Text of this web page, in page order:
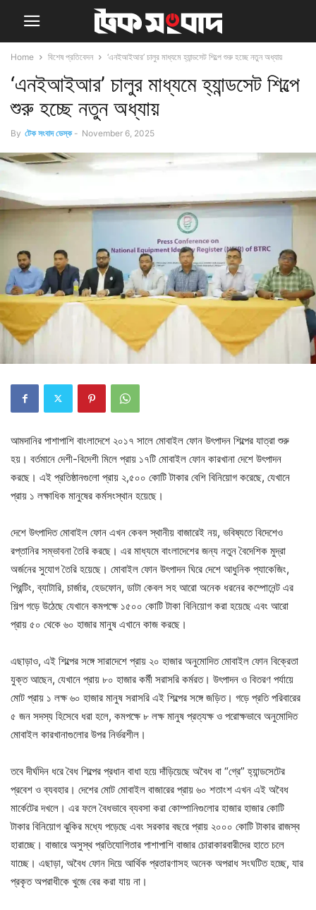
Home বিশেষ প্রতিবেদন ‘এনইআইআর’ চালুর মাধ্যমে হ্যান্ডসেট শিল্পে শুরু হচ্ছে নতুন অধ্যায়
‘এনইআইআর’ চালুর মাধ্যমে হ্যান্ডসেট শিল্পে
শুরু হচ্ছে নতুন অধ্যায়
By টেক সংবাদ ডেস্ক - November 6, 2025
আমদানির পাশাপাশি বাংলাদেশে ২০১৭ সালে মোবাইল ফোন উৎপাদন শিল্পের যাত্রা শুরু
হয়। বর্তমানে দেশী-বিদেশী মিলে প্রায় ১৭টি মোবাইল ফোন কারখানা দেশে উৎপাদন
করছে। এই প্রতিষ্ঠানগুলো প্রায় ২,৫০০ কোটি টাকার বেশি বিনিয়োগ করেছে, যেখানে
প্রায় ১ লক্ষাধিক মানুষের কর্মসংস্থান হয়েছে।
দেশে উৎপাদিত মোবাইল ফোন এখন কেবল স্থানীয় বাজারেই নয়, ভবিষ্যতে বিদেশেও
রপ্তানির সম্ভাবনা তৈরি করছে। এর মাধ্যমে বাংলাদেশের জন্য নতুন বৈদেশিক মুদ্রা
অর্জনের সুযোগ তৈরি হয়েছে। মোবাইল ফোন উৎপাদন ঘিরে দেশে আধুনিক প্যাকেজিং,
প্রিন্টিং, ব্যাটারি, চার্জার, হেডফোন, ডাটা কেবল সহ আরো অনেক ধরনের কম্পোনেন্ট এর
শিল্প গড়ে উঠেছে যেখানে কমপক্ষে ১৫০০ কোটি টাকা বিনিয়োগ করা হয়েছে এবং আরো
প্রায় ৫০ থেকে ৬০ হাজার মানুষ এখানে কাজ করছে।
এছাড়াও, এই শিল্পের সঙ্গে সারাদেশে প্রায় ২০ হাজার অনুমোদিত মোবাইল ফোন বিক্রেতা
যুক্ত আছেন, যেখানে প্রায় ৮০ হাজার কর্মী সরাসরি কর্মরত। উৎপাদন ও বিতরণ পর্যায়ে
মোট প্রায় ১ লক্ষ ৬০ হাজার মানুষ সরাসরি এই শিল্পের সঙ্গে জড়িত। গড়ে প্রতি পরিবারের
৫ জন সদস্য হিসেবে ধরা হলে, কমপক্ষে ৮ লক্ষ মানুষ প্রত্যক্ষ ও পরোক্ষভাবে অনুমোদিত
মোবাইল কারখানাগুলোর উপর নির্ভরশীল।
তবে দীর্ঘদিন ধরে বৈধ শিল্পের প্রধান বাধা হয়ে দাঁড়িয়েছে অবৈধ বা “গ্রে” হ্যান্ডসেটের
প্রবেশ ও ব্যবহার। দেশের মোট মোবাইল বাজারের প্রায় ৬০ শতাংশ এখন এই অবৈধ
মার্কেটের দখলে। এর ফলে বৈধভাবে ব্যবসা করা কোম্পানিগুলোর হাজার হাজার কোটি
টাকার বিনিয়োগ ঝুকির মধ্যে পড়েছে এবং সরকার বছরে প্রায় ২০০০ কোটি টাকার রাজস্ব
হারাচ্ছে। বাজারে অসুস্থ প্রতিযোগিতার পাশাপাশি বাজার চোরাকারবারীদের হাতে চলে
যাচ্ছে। এছাড়া, অবৈধ ফোন দিয়ে আর্থিক প্রতারণাসহ অনেক অপরাধ সংঘটিত হচ্ছে, যার
প্রকৃত অপরাধীকে খুজে বের করা যায় না।